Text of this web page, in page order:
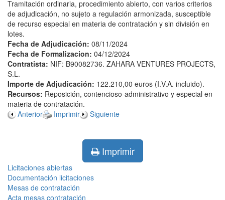
Tramitación ordinaria, procedimiento abierto, con varios criterios
de adjudicación, no sujeto a regulación armonizada, susceptible
de recurso especial en materia de contratación y sin división en
lotes.
Fecha de Adjudicación: 08/11/2024
Fecha de Formalizacion: 04/12/2024
Contratista: NIF: B90082736. ZAHARA VENTURES PROJECTS,
S.L.
Importe de Adjudicación: 122.210,00 euros (I.V.A. incluido).
Recursos: Reposición, contencioso-administrativo y especial en
materia de contratación.
Anterior
Imprimir Siguiente
Imprimir
Licitaciones abiertas
Documentación licitaciones
Mesas de contratación
Acta mesas contratación